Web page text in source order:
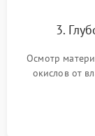
3.
Осмотр
окислов от